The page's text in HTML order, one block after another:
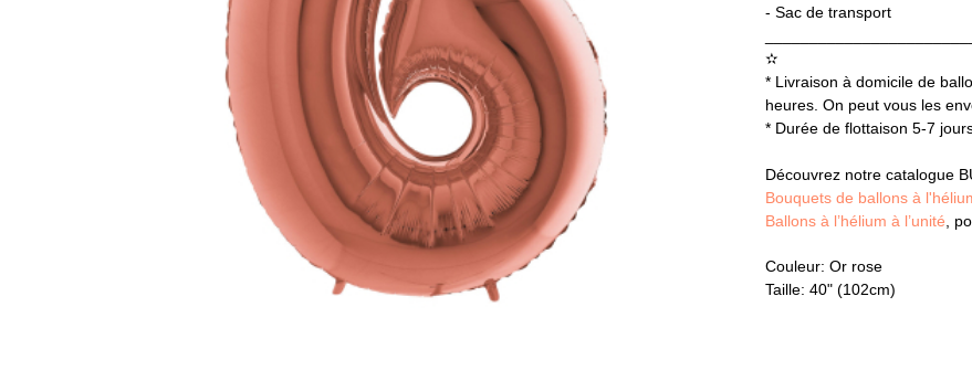
- Sac de transport
✫
* Livraison à domicile de
heures. On peut vous les
* Durée de flottaison 5-7
Découvrez notre catalogue
Bouquets de ballons à
Ballons à l’hélium à l’unité,
Couleur: Or rose
Taille: 40" (102cm)